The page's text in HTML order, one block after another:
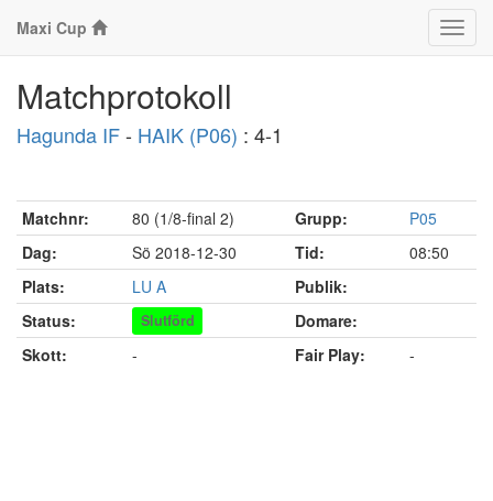
Maxi Cup
Matchprotokoll
Hagunda IF- HAIK (P06) : 4-1
Matchnr: 80 (1/8-final 2) Grupp:
P05
Dag:
Sö 2018-12-30 Tid:
08:50
Plats:
LU A
Publik:
Status:
Slutförd
Domare:
Skott:
- Fair Play: -